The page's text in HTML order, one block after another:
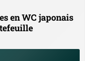
en WC japonais